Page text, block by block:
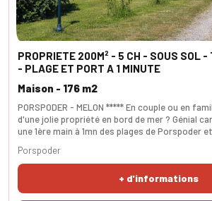
PROPRIETE 200M² - 5 CH - SOUS SOL
- PLAGE ET PORT A 1 MINUTE
PORSPODER - MELON ***** En couple ou en
d'une jolie propriété en bord de mer ? Génial
une 1ère main à 1mn des plages de Porspoder
incontestable avec son Bow-Window. La
fonctionnelle avec son coin repas. Les 5
généreuses. Les prestations so
Maison - 176 m2
+ d'informations
Porspoder